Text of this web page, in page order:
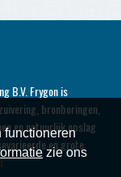
functioneren
zie ons
B.V. Frygon is
bronboringen,
en natuurlijk opslag
en grote